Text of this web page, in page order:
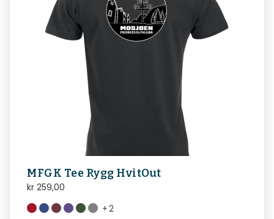
MFGK Tee Rygg HvitOut
kr 259,00
+2